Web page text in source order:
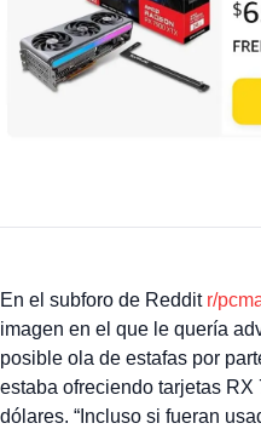
En el subforo de Reddit r/
imagen en el que le quería
posible ola de estafas por
estaba ofreciendo tarjetas
dólares. “Incluso si fueran